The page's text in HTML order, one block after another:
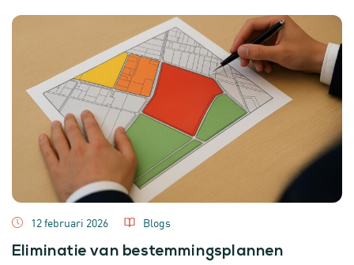
12 februari 2026
Blogs
Eliminatie van bestemmingsplannen